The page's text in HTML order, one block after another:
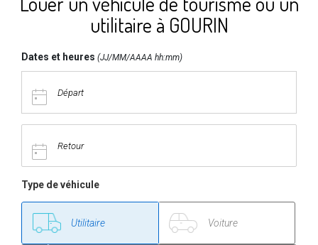
utilitaire à GOURIN
Dates et heures (JJ/MM/AAAA hh:mm)
Type de véhicule